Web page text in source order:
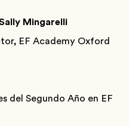
Mingarelli
EF Academy Oxford
del Segundo Año en EF